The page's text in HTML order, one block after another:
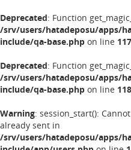
Deprecated: Function
/srv/users/hatadeposu/apps/
include/qa-base.php on line
Deprecated: Function
/srv/users/hatadeposu/apps/
include/qa-base.php on line
Warning: session_start():
already sent in
/srv/users/hatadeposu/apps/